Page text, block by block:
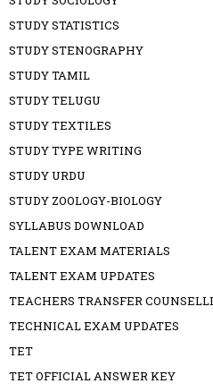
STUDY STATISTICS
STUDY STENOGRAPHY
STUDY TAMIL
STUDY TELUGU
STUDY TEXTILES
STUDY TYPE WRITING
STUDY URDU
STUDY ZOOLOGY-BIOLOGY
SYLLABUS DOWNLOAD
TALENT EXAM MATERIALS
TALENT EXAM UPDATES
TEACHERS TRANSFER
TECHNICAL EXAM UPDATES
TET
TET OFFICIAL ANSWER KEY